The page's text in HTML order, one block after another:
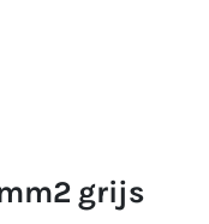
grijs